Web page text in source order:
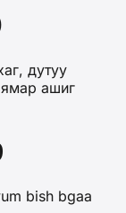
дутуу
ашиг
bish bgaa